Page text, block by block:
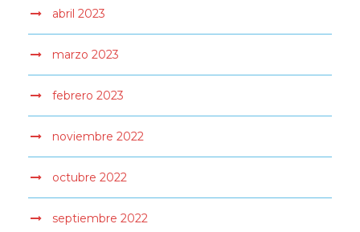
abril 2023
marzo 2023
febrero 2023
noviembre 2022
octubre 2022
septiembre 2022